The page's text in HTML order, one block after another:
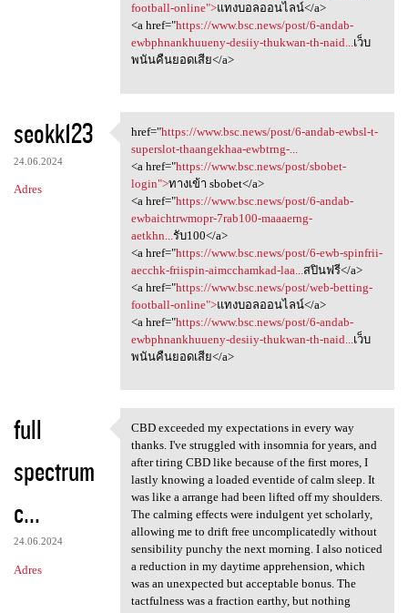
football-online">แทงบอลออนไลน์</a>
<a href="https://www.bsc.news/post/6-andab-
ewbphnankhuueny-desiiy-thukwan-th-naid...เว็บ
พนันคืนยอดเสีย</a>
seokk123
24.06.2024
Adres
href="https://www.bsc.news
href="https://www.bsc.news/post/6-andab-ewbsl-t-
superslot-thaangekhaa-ewbtrng-...
<a href="https://www.bsc.news/post/sbobet-
login">ทางเข้า sbobet</a>
<a href="https://www.bsc.news/post/6-andab-
ewbaichtrwmopr-7rab100-maaaerng-
aetkhn... รับ100</a>
<a href="https://www.bsc.news/post/6-ewb-spinfrii-
aecchk-friispin-aimcchamkad-laa... สปินฟรี</a>
<a href="https://www.bsc.news/post/web-betting-
football-online">แทงบอลออนไลน์</a>
<a href="https://www.bsc.news/post/6-andab-
ewbphnankhuueny-desiiy-thukwan-th-naid... เว็บ
พนันคืนยอดเสีย</a>
full
spectrum
c...
24.06.2024
Adres
CBD exceeded my expectations
CBD exceeded my expectations in every way
thanks. I've struggled with insomnia for years, and
after tiring CBD like because of the first mores, I
lastly knowing a loaded eventide of calm sleep. It
was like a arrange had been lifted off my shoulders.
The calming effects were indulgent yet scholarly,
allowing me to drift free uncomplicatedly without
sensibility punchy the next morning. I also noticed
a reduction in my daytime apprehension, which
was an unexpected but acceptable bonus. The
tactfulness was a fraction earthy, but nothing